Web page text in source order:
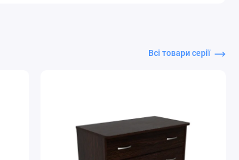
Всі товари серії